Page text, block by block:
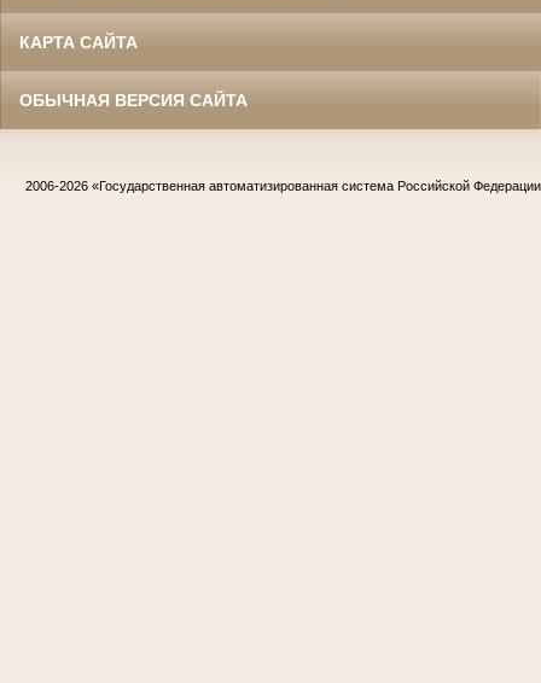
КАРТА САЙТА
ОБЫЧНАЯ ВЕРСИЯ САЙТА
2006-2026 «Государственная автоматизированная система Российской